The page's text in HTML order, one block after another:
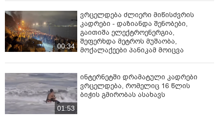
00:34
ვრცელდება ძლიერი მიწისძვრის
კადრები - დაზიანდა შენობები,
გაითიშა ელექტროენერგია,
შეფერხდა მეტროს მუშაობა,
მოქალაქეები პანიკამ მოიცვა
01:53
ინ­ტერ­ნეტ­ში დრა­მა­ტუ­ლი კად­რე­ბი
ვრცელდება, რომელიც 16 წლის
ბიჭის გმირობას ასახავს